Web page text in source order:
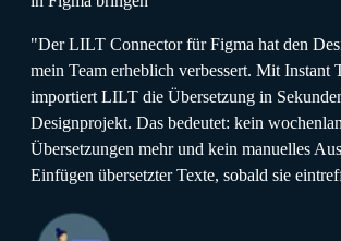
"Der LILT Connector für Figma hat den
mein Team erheblich verbessert. Mit Instant
importiert LILT die Übersetzung in
Designprojekt. Das bedeutet: kein
Übersetzungen mehr und kein manuelles
Einfügen übersetzter Texte, sobald sie